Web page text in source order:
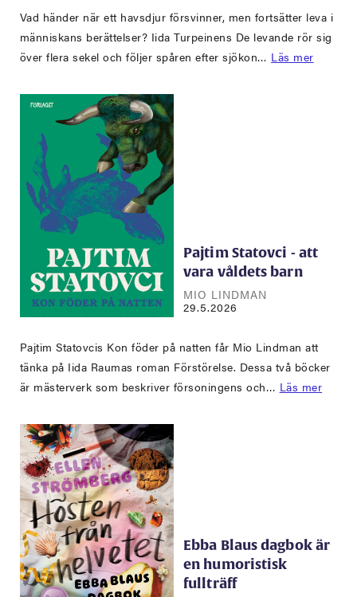
Vad händer när ett havsdjur försvinner, men fortsätter leva i
människans berättelser? Iida Turpeinens De levande rör sig
över flera sekel och följer spåren efter sjökon… Läs mer
Pajtim Statovci - att
vara våldets barn
MIO LINDMAN
29.5.2026
Pajtim Statovcis Kon föder på natten får Mio Lindman att
tänka på Iida Raumas roman Förstörelse. Dessa två böcker
är mästerverk som beskriver försoningens och… Läs mer
Ebba Blaus dagbok är
en humoristisk
fullträff